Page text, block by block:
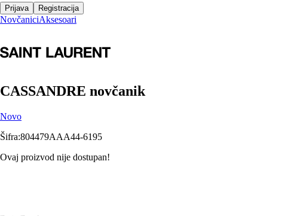
Prijava Registracija
NovčaniciAksesoari
CASSANDRE novčanik
Novo
Šifra:804479AAA44-6195
Ovaj proizvod nije dostupan!